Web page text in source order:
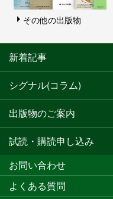
その他の出版物
新着記事
シグナル(コラム)
出版物のご案内
試読・購読申し込み
お問い合わせ
よくある質問